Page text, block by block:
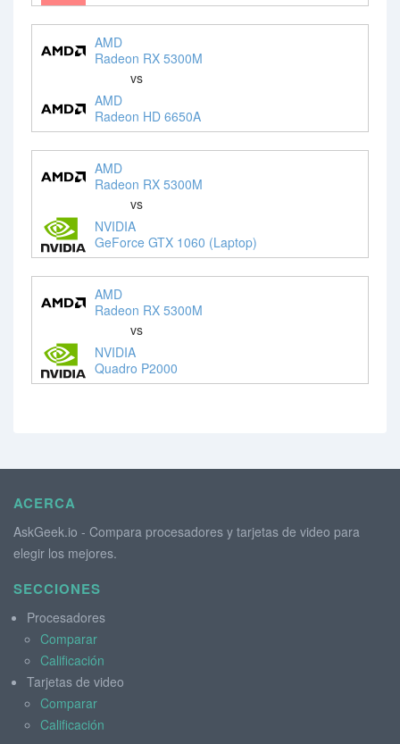
AMD
Radeon RX 5300M
vs
AMD
Radeon HD 6650A
AMD
Radeon RX 5300M
vs
NVIDIA
GeForce GTX 1060 (Laptop)
AMD
Radeon RX 5300M
vs
NVIDIA
Quadro P2000
ACERCA
AskGeek.io - Compara procesadores y tarjetas de video para
elegir los mejores.
SECCIONES
Procesadores
Comparar
Calificación
Tarjetas de video
Comparar
Calificación